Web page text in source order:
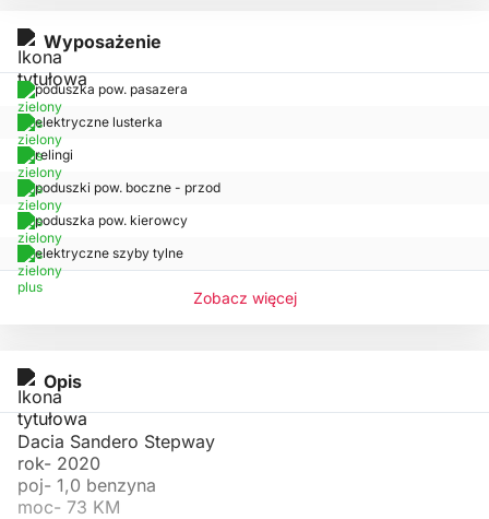
Wyposażenie
poduszka pow. pasazera
elektryczne lusterka
relingi
poduszki pow. boczne - przod
poduszka pow. kierowcy
elektryczne szyby tylne
Zobacz więcej
Opis
Dacia Sandero Stepway
rok- 2020
poj- 1,0 benzyna
moc- 73 KM